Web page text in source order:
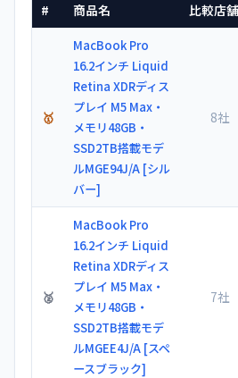
# 商品名 比較店
🥇
MacBook Pro
16.2インチ Liquid
Retina XDRディス
プレイ M5 Max・
メモリ48GB・
SSD2TB搭載モデ
ルMGE94J/A [シル
バー]
8社
🥈
MacBook Pro
16.2インチ Liquid
Retina XDRディス
プレイ M5 Max・
メモリ48GB・
SSD2TB搭載モデ
ルMGEE4J/A [スペ
ースブラック]
7社